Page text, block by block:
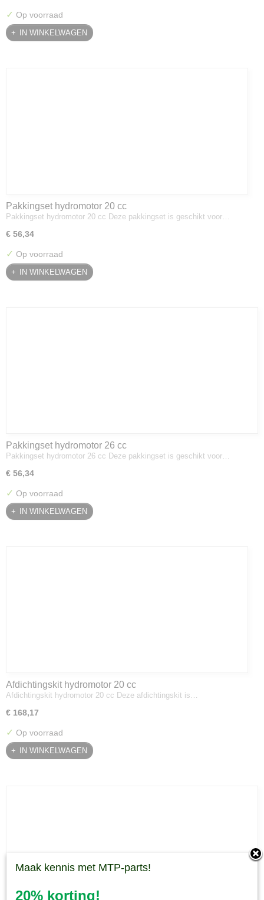
✓ Op voorraad
IN WINKELWAGEN
Pakkingset hydromotor 20 cc
Pakkingset hydromotor 20 cc Deze pakkingset is geschikt voor…
€ 56,34
✓ Op voorraad
IN WINKELWAGEN
Pakkingset hydromotor 26 cc
Pakkingset hydromotor 26 cc Deze pakkingset is geschikt voor…
€ 56,34
✓ Op voorraad
IN WINKELWAGEN
Afdichtingskit hydromotor 20 cc
Afdichtingskit hydromotor 20 cc Deze afdichtingskit is…
€ 168,17
✓ Op voorraad
IN WINKELWAGEN
Maak kennis met MTP-parts!
20% korting!